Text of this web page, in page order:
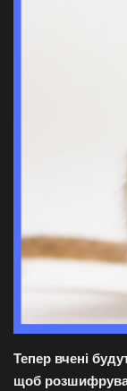
Авто
Мова
English Ukraine
Тепер вчені
щоб